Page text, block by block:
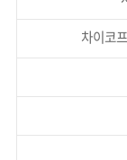
차이코